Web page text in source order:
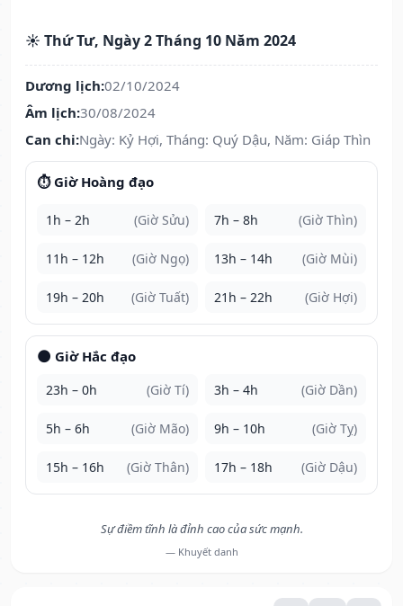
☀️ Thứ Tư, Ngày 2 Tháng 10 Năm 2024
Dương lịch:02/10/2024
Âm lịch:30/08/2024
Can chi:Ngày: Kỷ Hợi, Tháng: Quý Dậu, Năm: Giáp Thìn
⏱️ Giờ Hoàng đạo
1h – 2h (Giờ Sửu) 7h – 8h (Giờ Thìn)
11h – 12h (Giờ Ngọ) 13h – 14h (Giờ Mùi)
19h – 20h (Giờ Tuất) 21h – 22h (Giờ Hợi)
🌑 Giờ Hắc đạo
23h – 0h (Giờ Tí) 3h – 4h (Giờ Dần)
5h – 6h (Giờ Mão) 9h – 10h (Giờ Tỵ)
15h – 16h (Giờ Thân) 17h – 18h (Giờ Dậu)
Sự điềm tĩnh là đỉnh cao của sức mạnh.
— Khuyết danh